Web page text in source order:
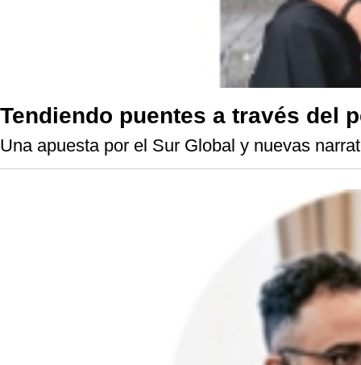
Tendiendo puentes a través del
Una apuesta por el Sur Global y nuevas